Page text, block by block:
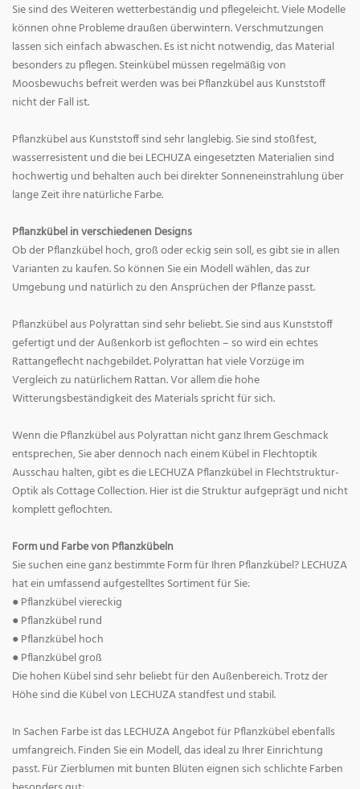
Sie sind des Weiteren wetterbeständig und pflegeleicht. Viele Modelle
können ohne Probleme draußen überwintern. Verschmutzungen
lassen sich einfach abwaschen. Es ist nicht notwendig, das Material
besonders zu pflegen. Steinkübel müssen regelmäßig von
Moosbewuchs befreit werden was bei Pflanzkübel aus Kunststoff
nicht der Fall ist.
Pflanzkübel aus Kunststoff sind sehr langlebig. Sie sind stoßfest,
wasserresistent und die bei LECHUZA eingesetzten Materialien sind
hochwertig und behalten auch bei direkter Sonneneinstrahlung über
lange Zeit ihre natürliche Farbe.
Pflanzkübel in verschiedenen Designs
Ob der Pflanzkübel hoch, groß oder eckig sein soll, es gibt sie in allen
Varianten zu kaufen. So können Sie ein Modell wählen, das zur
Umgebung und natürlich zu den Ansprüchen der Pflanze passt.
Pflanzkübel aus Polyrattan sind sehr beliebt. Sie sind aus Kunststoff
gefertigt und der Außenkorb ist geflochten – so wird ein echtes
Rattangeflecht nachgebildet. Polyrattan hat viele Vorzüge im
Vergleich zu natürlichem Rattan. Vor allem die hohe
Witterungsbeständigkeit des Materials spricht für sich.
Wenn die Pflanzkübel aus Polyrattan nicht ganz Ihrem Geschmack
entsprechen, Sie aber dennoch nach einem Kübel in Flechtoptik
Ausschau halten, gibt es die LECHUZA Pflanzkübel in Flechtstruktur-
Optik als Cottage Collection. Hier ist die Struktur aufgeprägt und nicht
komplett geflochten.
Form und Farbe von Pflanzkübeln
Sie suchen eine ganz bestimmte Form für Ihren Pflanzkübel? LECHUZA
hat ein umfassend aufgestelltes Sortiment für Sie:
● Pflanzkübel viereckig
● Pflanzkübel rund
● Pflanzkübel hoch
● Pflanzkübel groß
Die hohen Kübel sind sehr beliebt für den Außenbereich. Trotz der
Höhe sind die Kübel von LECHUZA standfest und stabil.
In Sachen Farbe ist das LECHUZA Angebot für Pflanzkübel ebenfalls
umfangreich. Finden Sie ein Modell, das ideal zu Ihrer Einrichtung
passt. Für Zierblumen mit bunten Blüten eignen sich schlichte Farben